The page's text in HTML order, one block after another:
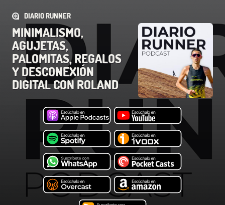
DIARIO RUNNER
MINIMALISMO,
AGUJETAS,
PALOMITAS, REGALOS
Y DESCONEXIÓN
DIGITAL CON ROLAND